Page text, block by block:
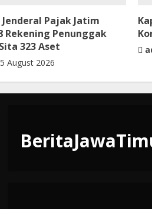
Pajak Jatim
Rekening Penunggak
323 Aset
5 August 2026